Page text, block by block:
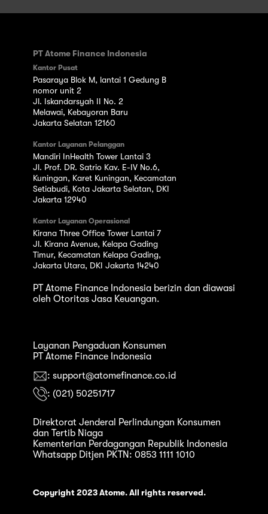
PT Atome Finance Indonesia
Kantor Pusat
Pasaraya Blok M, lantai 1 Gedung B
nomor unit 2
Jl. Iskandarsyah II No. 2
Melawai, Kebayoran Baru
Jakarta Selatan 12160
Kantor Layanan Pelanggan
Mandiri InHealth Tower Lantai 3
Jl. Prof. DR. Satrio Kav. E-IV No.6,
Kuningan, Karet Kuningan, Kecamatan
Setiabudi, Kota Jakarta Selatan, DKI
Jakarta 12940
Kantor Layanan Operasional
Kirana Three Office Tower Lantai 7
Jl. Kirana Avenue, Kelapa Gading
Timur, Kecamatan Kelapa Gading,
Jakarta Utara, DKI Jakarta 14240
PT Atome Finance Indonesia berizin dan diawasi
oleh Otoritas Jasa Keuangan.
Layanan Pengaduan Konsumen
PT Atome Finance Indonesia
: support@atomefinance.co.id
: (021) 50251717
Direktorat Jenderal Perlindungan Konsumen
dan Tertib Niaga
Kementerian Perdagangan Republik Indonesia
Whatsapp Ditjen PKTN: 0853 1111 1010
Copyright 2023 Atome. All rights reserved.